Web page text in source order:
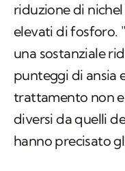
riduzione di
elevati di fosforo.
una sostanziale
punteggi di ansia
trattamento non
diversi da quelli
hanno precisato